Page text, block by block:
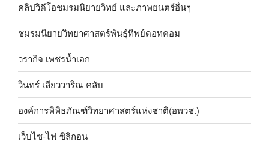
คลิปวิดีโอชมรมนิยายวิทย์ และภาพยนตร์อื่นๆ
ชมรมนิยายวิทยาศาสตร์พันธุ์ทิพย์ดอทคอม
วรากิจ เพชรน้ำเอก
วินทร์ เลียววาริณ คลับ
องค์การพิพิธภัณฑ์วิทยาศาสตร์แห่งชาติ(อพวช.)
เว็บไซ-ไฟ ซิลิกอน